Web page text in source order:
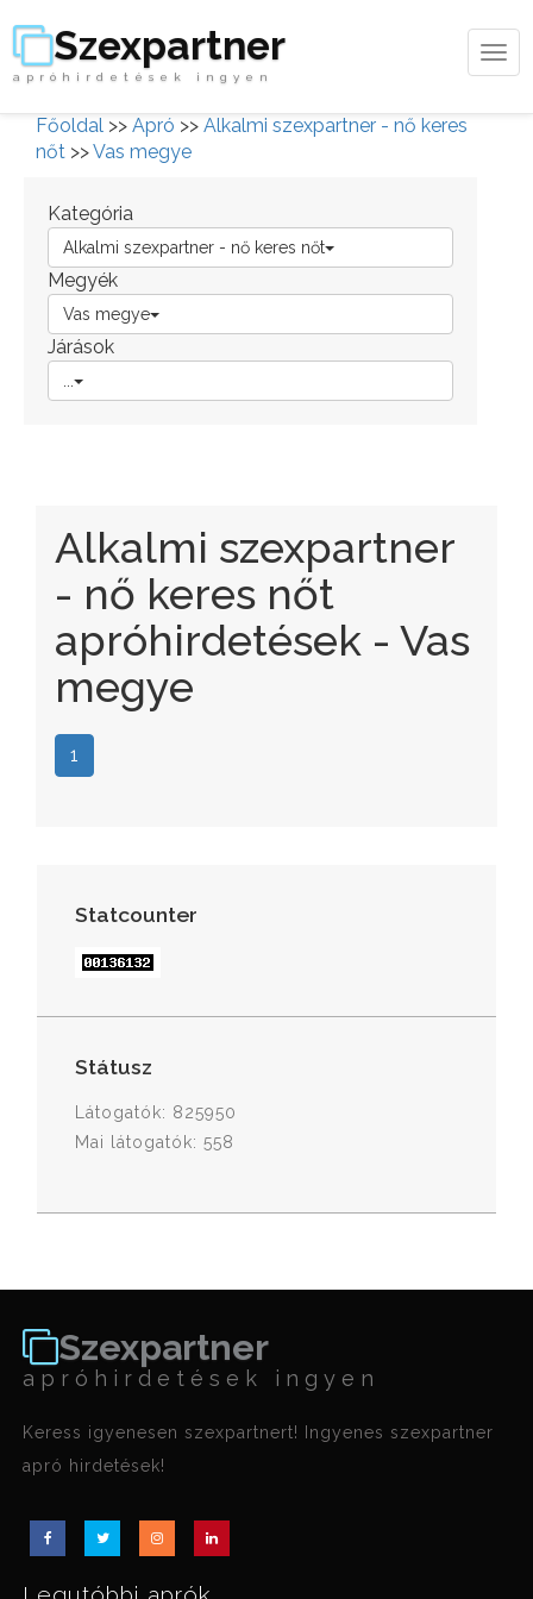
Szexpartner
apróhirdetések ingyen
Főoldal >> Apró >> Alkalmi szexpartner - nő keres
nőt >>Vas megye
Kategória
Alkalmi szexpartner - nő keres nőt
Megyék
Vas megye
Járások
Alkalmi szexpartner
- nő keres nőt
apróhirdetések - Vas
megye
1
Statcounter
Státusz
Látogatók: 825950
Mai látogatók: 558
Szexpartner
apróhirdetések ingyen
Keress igyenesen szexpartnert! Ingyenes szexpartner
apró hirdetések!